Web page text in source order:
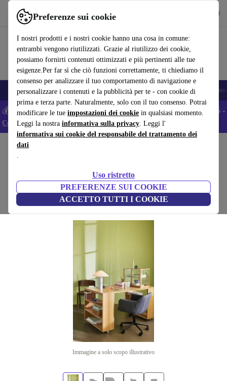
Preferenze sui cookie
I nostri prodotti e i nostri cookie hanno una cosa in comune:
entrambi vengono riutilizzati. Grazie al riutilizzo dei cookie,
possiamo fornirti contenuti ottimizzati e più pertinenti alle tue
esigenze.Per far sì che ciò funzioni correttamente, ti chiediamo il
consenso per analizzare il tuo comportamento di navigazione e
personalizzare i contenuti e la pubblicità per te - con cookie di
prima e terza parte. Naturalmente, solo con il tuo consenso. Potrai
modificare le tue impostazioni dei cookie in qualsiasi momento.
Leggi la nostra informativa sulla privacy. Leggi l'
informativa sui cookie del responsabile del trattamento dei
dati
.
Uso ristretto
PREFERENZE SUI COOKIE
ACCETTO TUTTI I COOKIE
Usa refurbed in modo rapido e semplice
🎒 Back to school Smartphone Portatili Tablet Smartwatch
💰 Extra -5% su tutti gli smartphone Android - Codice: ANDROID5 -
Condizioni
Home
Rest Sedia da ufficio grigio scuro
grigio
(Raccolta recensioni)
Immagine a solo scopo illustrativo